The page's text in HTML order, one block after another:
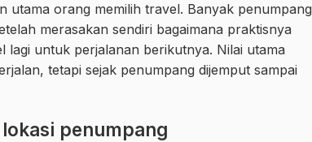
utama orang memilih travel. Banyak penumpang
merasakan sendiri bagaimana praktisnya
lagi untuk perjalanan berikutnya. Nilai utama
tetapi sejak penumpang dijemput sampai
penumpang